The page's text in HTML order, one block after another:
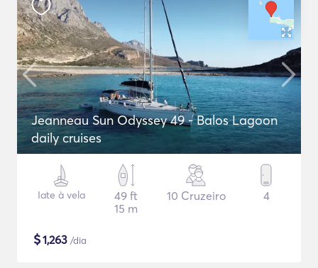
Jeanneau Sun Odyssey 49 - Balos Lagoon
daily cruises
Iate à vela
49 ft
15 m
10 Cruzeiro 4
$1,263 /dia